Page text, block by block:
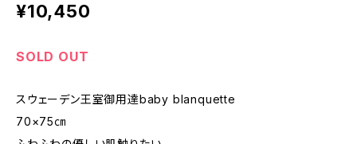
¥10,450
SOLD OUT
スウェーデン王室御用達baby blanquette
70×75㎝